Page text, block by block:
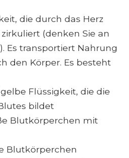
die durch das Herz
(denken Sie an
Es transportiert Nahrung
den Körper. Es besteht
Flüssigkeit, die die
bildet
Blutkörperchen mit
Blutkörperchen